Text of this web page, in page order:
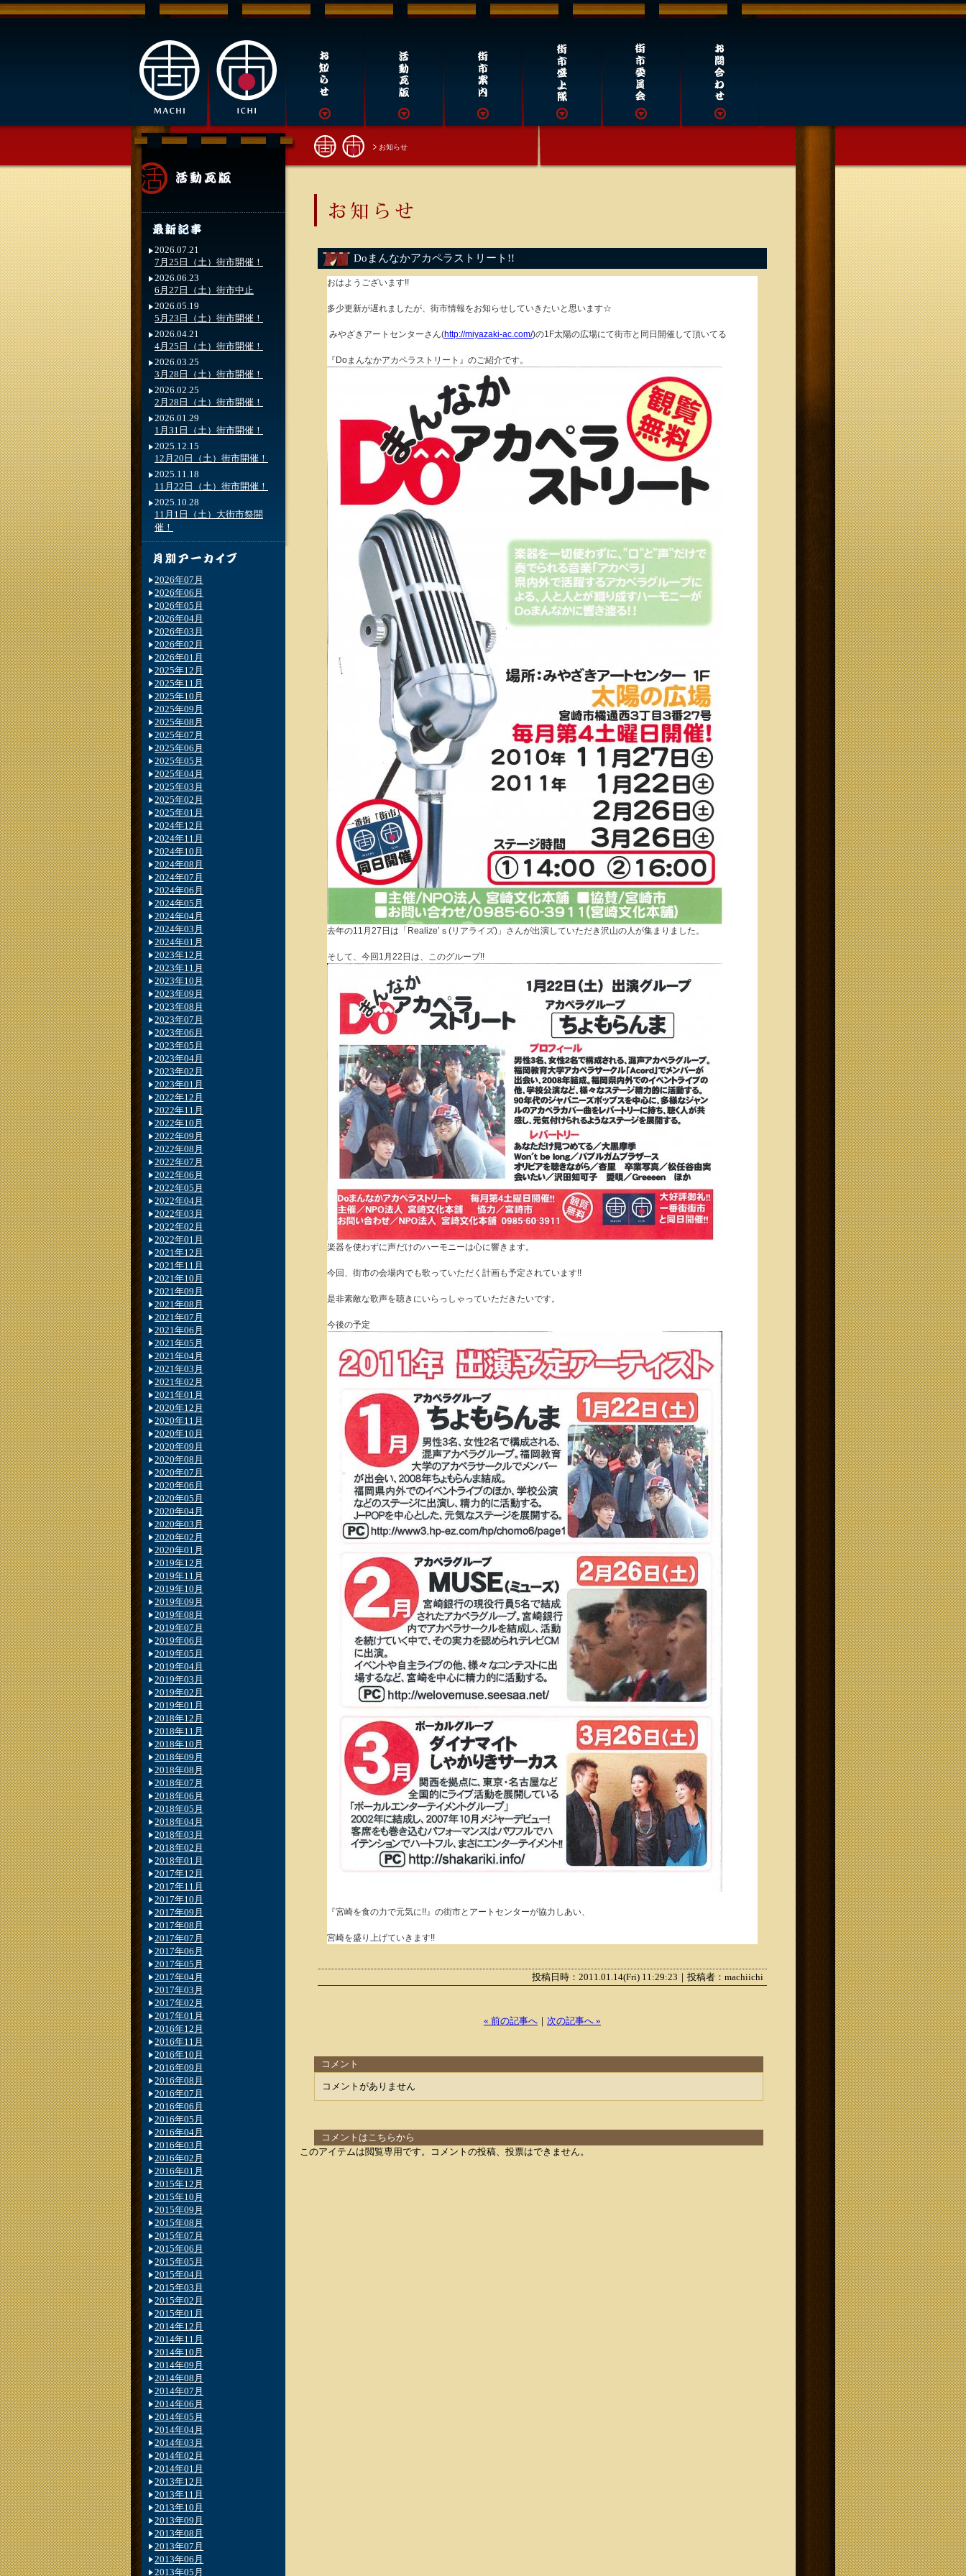
お知らせ
Doまんなかアカペラストリート!!
おはようございます!!
多少更新が遅れましたが、街市情報をお知らせしていきたいと思います☆
みやざきアートセンターさん(http://miyazaki-ac.com/)の1F太陽の広場にて街市と同日開催して頂いてる
『Doまんなかアカペラストリート』のご紹介です。
去年の11月27日は「Realize’ｓ(リアライズ)」さんが出演していただき沢山の人が集まりました。
そして、今回1月22日は、このグループ!!
楽器を使わずに声だけのハーモニーは心に響きます。
今回、街市の会場内でも歌っていただく計画も予定されています!!
是非素敵な歌声を聴きにいらっしゃっていただきたいです。
今後の予定
『宮崎を食の力で元気に!!』の街市とアートセンターが協力しあい、
宮崎を盛り上げていきます!!
投稿日時：2011.01.14(Fri) 11:29:23｜投稿者：machiichi
« 前の記事へ ｜ 次の記事へ »
コメント
コメントがありません
コメントはこちらから
このアイテムは閲覧専用です。コメントの投稿、投票はできません。
2026.07.21
7月25日（土）街市開催！
2026.06.23
6月27日（土）街市中止
2026.05.19
5月23日（土）街市開催！
2026.04.21
4月25日（土）街市開催！
2026.03.25
3月28日（土）街市開催！
2026.02.25
2月28日（土）街市開催！
2026.01.29
1月31日（土）街市開催！
2025.12.15
12月20日（土）街市開催！
2025.11.18
11月22日（土）街市開催！
2025.10.28
11月1日（土）大街市祭開
催！
2026年07月
2026年06月
2026年05月
2026年04月
2026年03月
2026年02月
2026年01月
2025年12月
2025年11月
2025年10月
2025年09月
2025年08月
2025年07月
2025年06月
2025年05月
2025年04月
2025年03月
2025年02月
2025年01月
2024年12月
2024年11月
2024年10月
2024年08月
2024年07月
2024年06月
2024年05月
2024年04月
2024年03月
2024年01月
2023年12月
2023年11月
2023年10月
2023年09月
2023年08月
2023年07月
2023年06月
2023年05月
2023年04月
2023年02月
2023年01月
2022年12月
2022年11月
2022年10月
2022年09月
2022年08月
2022年07月
2022年06月
2022年05月
2022年04月
2022年03月
2022年02月
2022年01月
2021年12月
2021年11月
2021年10月
2021年09月
2021年08月
2021年07月
2021年06月
2021年05月
2021年04月
2021年03月
2021年02月
2021年01月
2020年12月
2020年11月
2020年10月
2020年09月
2020年08月
2020年07月
2020年06月
2020年05月
2020年04月
2020年03月
2020年02月
2020年01月
2019年12月
2019年11月
2019年10月
2019年09月
2019年08月
2019年07月
2019年06月
2019年05月
2019年04月
2019年03月
2019年02月
2019年01月
2018年12月
2018年11月
2018年10月
2018年09月
2018年08月
2018年07月
2018年06月
2018年05月
2018年04月
2018年03月
2018年02月
2018年01月
2017年12月
2017年11月
2017年10月
2017年09月
2017年08月
2017年07月
2017年06月
2017年05月
2017年04月
2017年03月
2017年02月
2017年01月
2016年12月
2016年11月
2016年10月
2016年09月
2016年08月
2016年07月
2016年06月
2016年05月
2016年04月
2016年03月
2016年02月
2016年01月
2015年12月
2015年10月
2015年09月
2015年08月
2015年07月
2015年06月
2015年05月
2015年04月
2015年03月
2015年02月
2015年01月
2014年12月
2014年11月
2014年10月
2014年09月
2014年08月
2014年07月
2014年06月
2014年05月
2014年04月
2014年03月
2014年02月
2014年01月
2013年12月
2013年11月
2013年10月
2013年09月
2013年08月
2013年07月
2013年06月
2013年05月